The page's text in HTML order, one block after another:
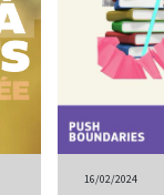
16/02/2024